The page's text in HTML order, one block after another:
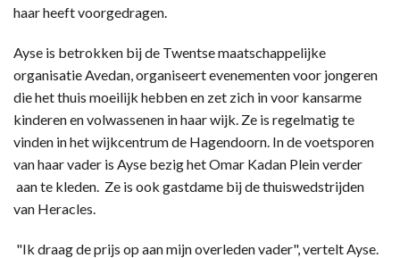
haar heeft voorgedragen.
Ayse is betrokken bij de Twentse maatschappelijke
organisatie Avedan, organiseert evenementen voor jongeren
die het thuis moeilijk hebben en zet zich in voor kansarme
kinderen en volwassenen in haar wijk. Ze is regelmatig te
vinden in het wijkcentrum de Hagendoorn. In de voetsporen
van haar vader is Ayse bezig het Omar Kadan Plein verder
aan te kleden. Ze is ook gastdame bij de thuiswedstrijden
van Heracles.
"Ik draag de prijs op aan mijn overleden vader", vertelt Ayse.